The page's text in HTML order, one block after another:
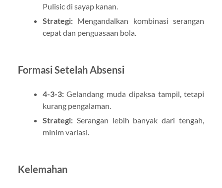
Pulisic di sayap kanan.
Strategi:Mengandalkan kombinasi serangan
cepat dan penguasaan bola.
Formasi Setelah Absensi
4-3-3:Gelandang muda dipaksa tampil, tetapi
kurang pengalaman.
Strategi:Serangan lebih banyak dari tengah,
minim variasi.
Kelemahan